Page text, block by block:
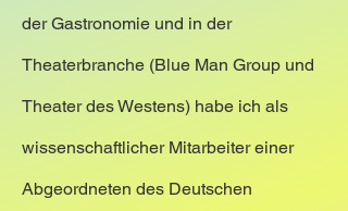
der Gastronomie und in der
Theaterbranche (Blue Man Group und
Theater des Westens) habe ich als
wissenschaftlicher Mitarbeiter einer
Abgeordneten des Deutschen